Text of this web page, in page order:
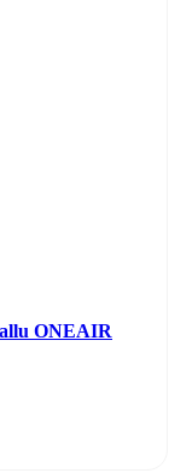
ONEAIR